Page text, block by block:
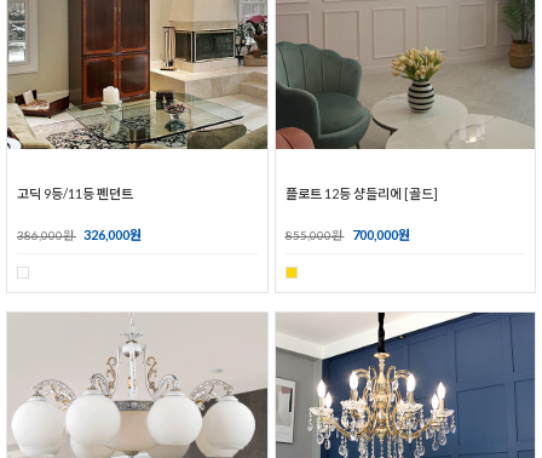
고딕 9등/11등 펜던트
386,000원 326,000원
플로트 12등 샹들리에 [골드]
855,000원 700,000원